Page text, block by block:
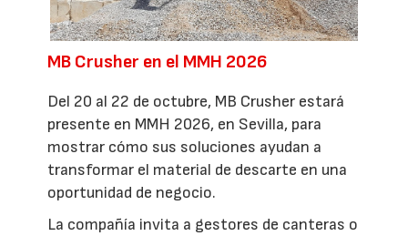
MB Crusher en el MMH 2026
Del 20 al 22 de octubre, MB Crusher estará
presente en MMH 2026, en Sevilla, para
mostrar cómo sus soluciones ayudan a
transformar el material de descarte en una
oportunidad de negocio.
La compañía invita a gestores de canteras o